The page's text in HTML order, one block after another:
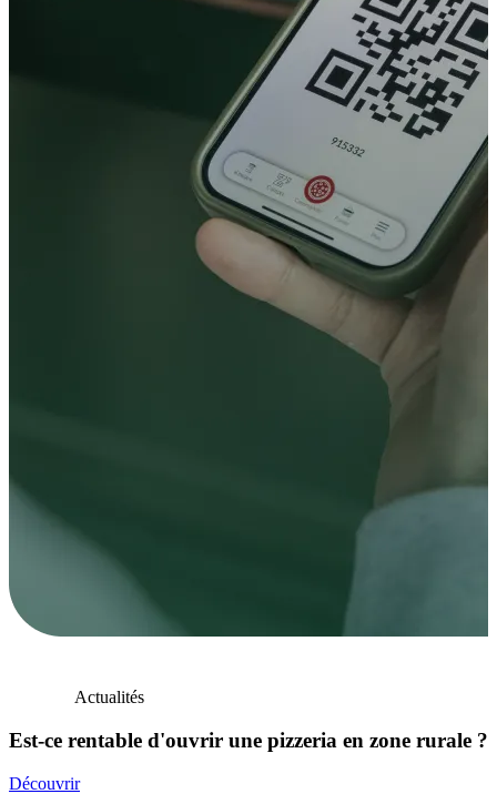
Actualités
Est-ce rentable d'ouvrir une pizzeria en zone rurale ?
Découvrir